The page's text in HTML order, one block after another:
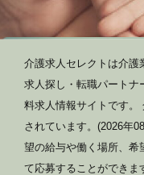
介護求人セレクトは介護
求人探し・転職パートナ
料求人情報サイトです。
されています。(2026年
望の給与や働く場所、希
て応募することができま